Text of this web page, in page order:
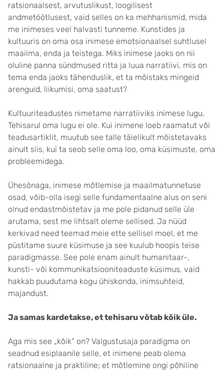
ratsionaalsest, arvutuslikust, loogilisest
andmetöötlusest, vaid selles on ka mehhanismid, mida
me inimeses veel halvasti tunneme. Kunstides ja
kultuuris on oma osa inimese emotsionaalsel suhtlusel
maailma, enda ja teistega. Miks inimese jaoks on nii
oluline panna sündmused ritta ja luua narratiivi, mis on
tema enda jaoks tähenduslik, et ta mõistaks mingeid
arenguid, liikumisi, oma saatust?
Kultuuriteadustes nimetame narratiiviks inimese lugu.
Tehisarul oma lugu ei ole. Kui inimene loeb raamatut või
teadusartiklit, muutub see talle täielikult mõistetavaks
ainult siis, kui ta seob selle oma loo, oma küsimuste, oma
probleemidega.
Ühesõnaga, inimese mõtlemise ja maailmatunnetuse
osad, võib-olla isegi selle fundamentaalne alus on seni
olnud endastmõistetav ja me pole pidanud selle üle
arutama, sest me lihtsalt oleme sellised. Ja nüüd
kerkivad need teemad meie ette sellisel moel, et me
püstitame suure küsimuse ja see kuulub hoopis teise
paradigmasse. See pole enam ainult humanitaar-,
kunsti- või kommunikatsiooniteaduste küsimus, vaid
hakkab puudutama kogu ühiskonda, inimsuhteid,
majandust.
Ja samas kardetakse, et tehisaru võtab kõik üle.
Aga mis see „kõik“ on? Valgustusaja paradigma on
seadnud esiplaanile selle, et inimene peab olema
ratsionaalne ja praktiline; et mõtlemine ongi põhiline